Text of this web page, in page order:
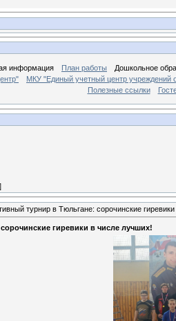
информация План работы
Дошкольное
МКУ "Единый учетный центр учреждений
Полезные ссылки
турнир в Тюльгане: сорочинские
гиревики в числе лучших!